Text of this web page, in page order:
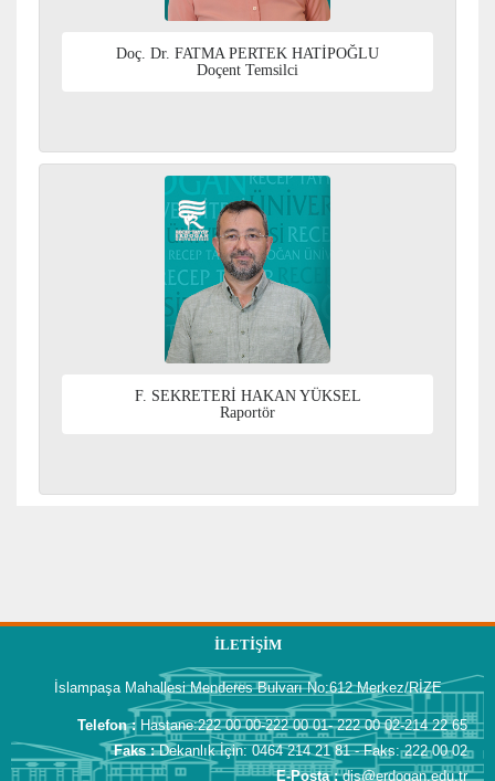
Doç. Dr. FATMA PERTEK HATİPOĞLU
Doçent Temsilci
F. SEKRETERİ HAKAN YÜKSEL
Raportör
İLETIŞIM
İslampaşa Mahallesi Menderes Bulvarı No:612 Merkez/RİZE
Telefon : Hastane:222 00 00-222 00 01- 222 00 02-214 22 65
Faks :Dekanlık İçin: 0464 214 21 81 - Faks: 222 00 02
E-Posta :dis@erdogan.edu.tr